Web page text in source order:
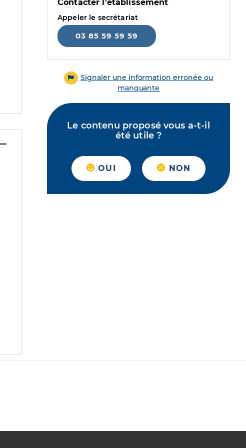
Contacter l'établissement
Appeler le secrétariat
03 85 59 59 59
Signaler une information erronée ou
manquante
Le contenu proposé vous a-t-il
été utile ?
OUI NON